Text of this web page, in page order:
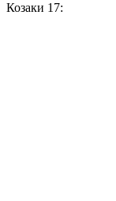
Козаки 17: